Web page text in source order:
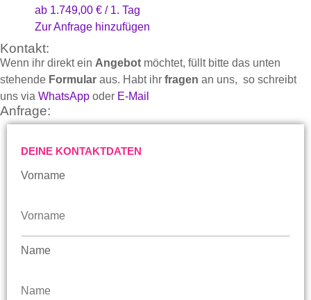
ab 1.749,00 € / 1. Tag
Zur Anfrage hinzufügen
Kontakt:
Wenn ihr direkt ein Angebot möchtet, füllt bitte das unten
stehende Formular aus. Habt ihr fragen an uns, so schreibt
uns via WhatsApp oder E-Mail
Anfrage:
DEINE KONTAKTDATEN
Vorname
Name